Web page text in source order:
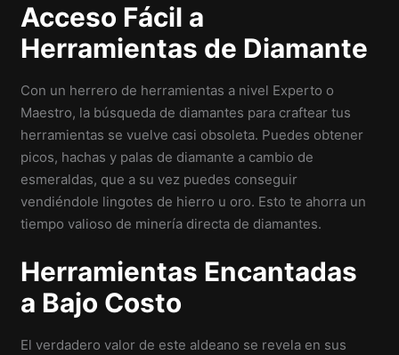
Acceso Fácil a
Herramientas de Diamante
Con un herrero de herramientas a nivel Experto o
Maestro, la búsqueda de diamantes para craftear tus
herramientas se vuelve casi obsoleta. Puedes obtener
picos, hachas y palas de diamante a cambio de
esmeraldas, que a su vez puedes conseguir
vendiéndole lingotes de hierro u oro. Esto te ahorra un
tiempo valioso de minería directa de diamantes.
Herramientas Encantadas
a Bajo Costo
El verdadero valor de este aldeano se revela en sus